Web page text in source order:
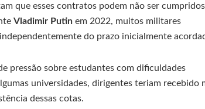
que esses contratos podem não ser
Vladimir Putin em 2022, muitos militares
do prazo inicialmente
pressão sobre estudantes com dificuldades
universidades, dirigentes teriam recebido
dessas cotas.